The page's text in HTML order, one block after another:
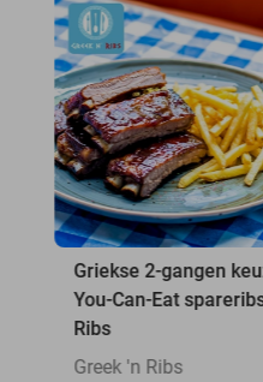
Griekse 2-gangen
You-Can-Eat
Ribs
Greek 'n Ribs